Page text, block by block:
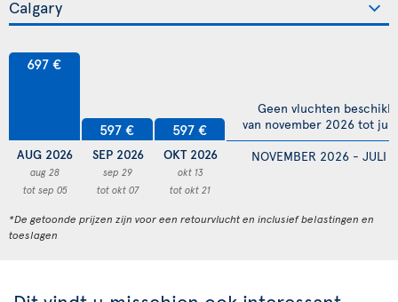
697 €
AUG 2026
aug 28
tot sep 05
597 €
SEP 2026
sep 29
tot okt 07
597 €
OKT 2026
okt 13
tot okt 21
NOVEMBER 2026 - JULI
Geen vluchten
van november 2026 tot
*De getoonde prijzen zijn voor een retourvlucht en inclusief belastingen en
toeslagen